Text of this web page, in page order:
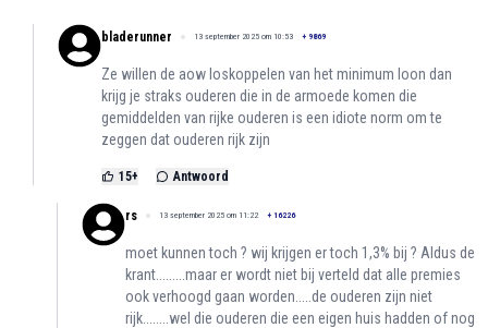
bladerunner 13 september 2025 om 10:53 + 9869
Ze willen de aow loskoppelen van het minimum loon dan
krijg je straks ouderen die in de armoede komen die
gemiddelden van rijke ouderen is een idiote norm om te
zeggen dat ouderen rijk zijn
15+ Antwoord
rs 13 september 2025 om 11:22 + 16226
moet kunnen toch ? wij krijgen er toch 1,3% bij ? Aldus de
krant.........maar er wordt niet bij verteld dat alle premies
ook verhoogd gaan worden.....de ouderen zijn niet
rijk........wel die ouderen die een eigen huis hadden of nog